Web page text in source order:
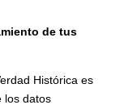
de tus
Histórica es
los datos